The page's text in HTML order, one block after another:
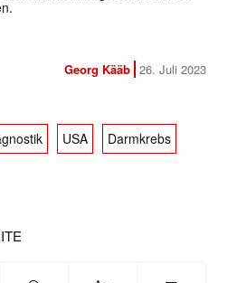
Georg Kääb 26. Juli 2023
USA Darmkrebs